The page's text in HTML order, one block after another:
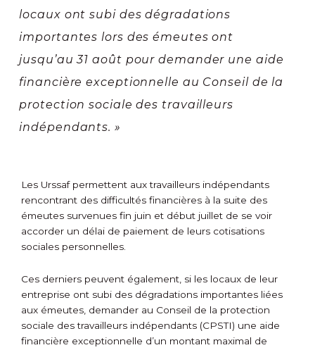
locaux ont subi des dégradations
importantes lors des émeutes ont
jusqu’au 31 août pour demander une aide
financière exceptionnelle au Conseil de la
protection sociale des travailleurs
indépendants. »
Les Urssaf permettent aux travailleurs indépendants
rencontrant des difficultés financières à la suite des
émeutes survenues fin juin et début juillet de se voir
accorder un délai de paiement de leurs cotisations
sociales personnelles.
Ces derniers peuvent également, si les locaux de leur
entreprise ont subi des dégradations importantes liées
aux émeutes, demander au Conseil de la protection
sociale des travailleurs indépendants (CPSTI) une aide
financière exceptionnelle d’un montant maximal de